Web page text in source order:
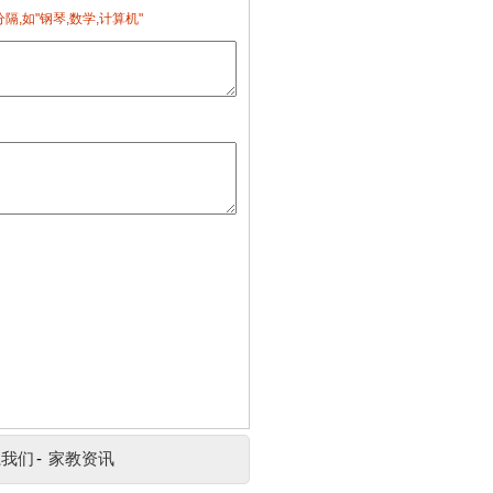
,如"钢琴,数学,计算机"
们- 家教资讯